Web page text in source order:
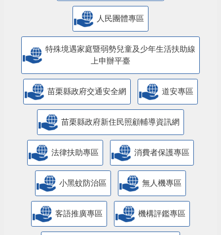
人民團體專區
特殊境遇家庭暨弱勢兒童及少年生活扶助線
上申辦平臺
苗栗縣政府交通安全網 道安專區
苗栗縣政府新住民照顧輔導資訊網
法律扶助專區 消費者保護專區
小黑蚊防治區 無人機專區
客語推廣專區 機構評鑑專區